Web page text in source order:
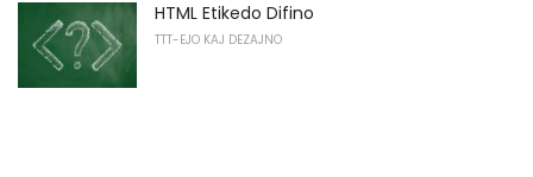
HTML Etikedo Difino
TTT-EJO KAJ DEZAJNO